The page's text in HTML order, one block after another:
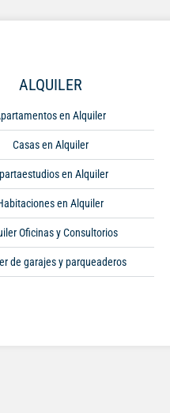
ALQUILER
en Alquiler
Casas en Alquiler
en Alquiler
en Alquiler
Oficinas y Consultorios
de garajes y parqueaderos